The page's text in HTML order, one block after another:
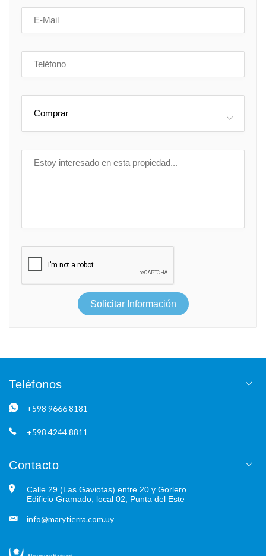
Comprar
Solicitar Información
Teléfonos
+598 9666 8181
+598 4244 8811
Contacto
Calle 29 (Las Gaviotas) entre 20 y Gorlero
Edificio Gramado, local 02, Punta del Este
info@marytierra.com.uy